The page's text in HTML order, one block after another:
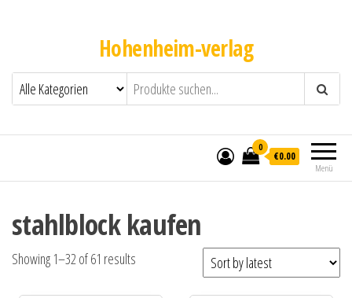
Hohenheim-verlag
Menü
0
€0.00
stahlblock kaufen
Showing 1–32 of 61 results